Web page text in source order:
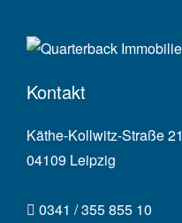
Kontakt
Käthe-Kollwitz-Straße 21
04109 Leipzig
0341 / 355 855 10